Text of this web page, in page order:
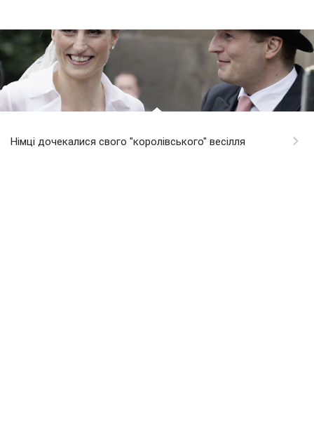
Німці дочекалися свого "королівського" весілля